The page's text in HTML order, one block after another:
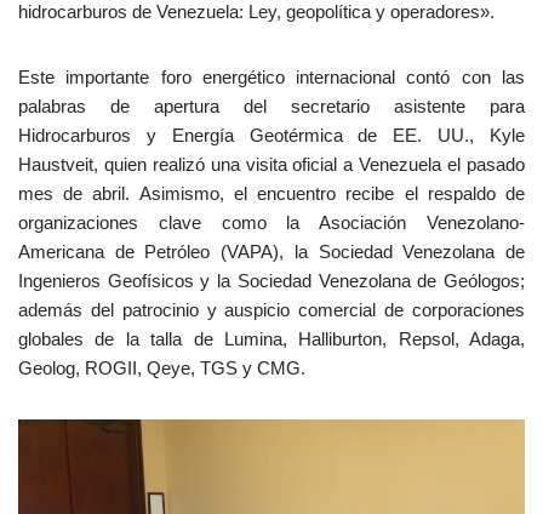
hidrocarburos de Venezuela: Ley, geopolítica y operadores».
Este importante foro energético internacional contó con las
palabras de apertura del secretario asistente para
Hidrocarburos y Energía Geotérmica de EE. UU., Kyle
Haustveit, quien realizó una visita oficial a Venezuela el pasado
mes de abril. Asimismo, el encuentro recibe el respaldo de
organizaciones clave como la Asociación Venezolano-
Americana de Petróleo (VAPA), la Sociedad Venezolana de
Ingenieros Geofísicos y la Sociedad Venezolana de Geólogos;
además del patrocinio y auspicio comercial de corporaciones
globales de la talla de Lumina, Halliburton, Repsol, Adaga,
Geolog, ROGII, Qeye, TGS y CMG.